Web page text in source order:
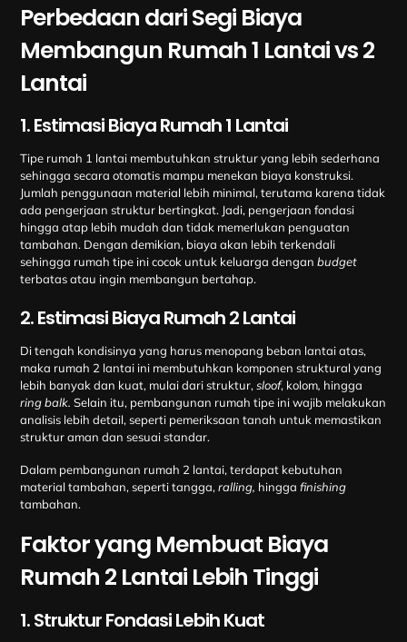
Perbedaan dari Segi Biaya
Membangun Rumah 1 Lantai vs 2
Lantai
1. Estimasi Biaya Rumah 1 Lantai
Tipe rumah 1 lantai membutuhkan struktur yang lebih sederhana
sehingga secara otomatis mampu menekan biaya konstruksi.
Jumlah penggunaan material lebih minimal, terutama karena tidak
ada pengerjaan struktur bertingkat. Jadi, pengerjaan fondasi
hingga atap lebih mudah dan tidak memerlukan penguatan
tambahan. Dengan demikian, biaya akan lebih terkendali
sehingga rumah tipe ini cocok untuk keluarga denganbudget
terbatas atau ingin membangun bertahap.
2. Estimasi Biaya Rumah 2 Lantai
Di tengah kondisinya yang harus menopang beban lantai atas,
maka rumah 2 lantai ini membutuhkan komponen struktural yang
lebih banyak dan kuat, mulai dari struktur,sloof, kolom, hingga
ring balk.Selain itu, pembangunan rumah tipe ini wajib melakukan
analisis lebih detail, seperti pemeriksaan tanah untuk memastikan
struktur aman dan sesuai standar.
Dalam pembangunan rumah 2 lantai, terdapat kebutuhan
material tambahan, seperti tangga, ralling, hinggafinishing
tambahan.
Faktor yang Membuat Biaya
Rumah 2 Lantai Lebih Tinggi
1. Struktur Fondasi Lebih Kuat